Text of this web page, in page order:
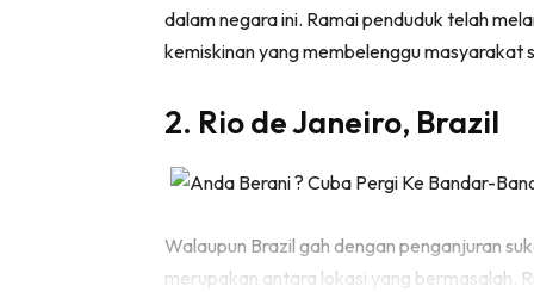
dalam negara ini. Ramai penduduk telah
kemiskinan yang membelenggu masyarakat
2. Rio de Janeiro, Brazil
Walaupun Brazil gah dengan penganjuran
merupakan antara lokasi yang bermasalah.